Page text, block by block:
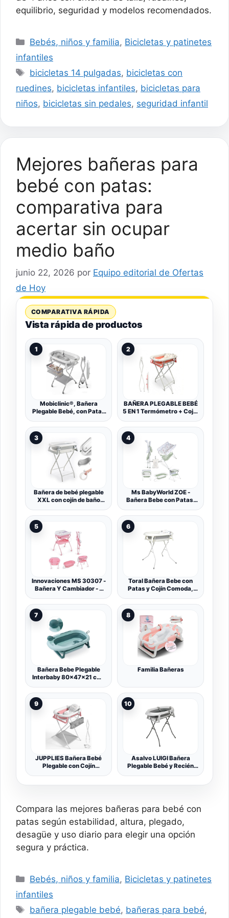
equilibrio, seguridad y modelos recomendados.
Categorías
Bebés, niños y familia, Bicicletas y patinetes
infantiles
Etiquetas
bicicletas 14 pulgadas, bicicletas con
ruedines, bicicletas infantiles, bicicletas para
niños, bicicletas sin pedales, seguridad infantil
Mejores bañeras para
bebé con patas:
comparativa para
acertar sin ocupar
medio baño
junio 22, 2026 por Equipo editorial de Ofertas
de Hoy
COMPARATIVA RÁPIDA
Vista rápida de productos
1
Mobiclinic®, Bañera
Plegable Bebé, con Patas
Altura, Ruedas 360º con
Freno, Cojín Ergonómico,
Tubo Desagüe, Cesta y
Bandeja, Compacta,
Bubba Max
2
BAÑERA PLEGABLE BEBÉ
5 EN 1 Termómetro + Cojín
Antideslizantes + Tapón
de Seguridad | Bebé
Recién Nacido | Diseño
Plegable en 2 | Fácil de
Guardar y Transportar
3
Bañera de bebé plegable
XXL con cojín de baño
integrado – Bañera infantil
con asiento de baño para
bebe, bañera de bebe en
pie, ideal para regalo de
nacimiento de niña o niño
4
Ms BabyWorld ZOE -
Bañera Bebe con Patas,
Reductor y Cesta
Portaobjetos - Comoda,
Facil de Guardar, con
Tapón y Patas
Antideslizantes - Bañera
Bebé Plegable y Portatil
5
Innovaciones MS 30307 -
Bañera Y Cambiador - 2
Compacta, Impermeable
Y Fácil De Plegar, Unisex
6
Toral Bañera Bebe con
Patas y Cojín Comoda,
Tapón y Patas
7
Bañera Bebe Plegable
Interbaby 80x47x21 cm |
Taza para Enjuague,
Antideslizante, Tapón
hermético | portatil, Fácil
de Guardar, Cómoda
8
Familia Bañeras
9
JUPPLIES Bañera Bebé
Plegable con Cojín
Recién Nacido
10
Asalvo LUIGI Bañera
Plegable Bebé y Recién
Compara las mejores bañeras para bebé con
patas según estabilidad, altura, plegado,
desagüe y uso diario para elegir una opción
segura y práctica.
Categorías
Bebés, niños y familia, Bicicletas y patinetes
infantiles
Etiquetas
bañera plegable bebé, bañeras para bebé,